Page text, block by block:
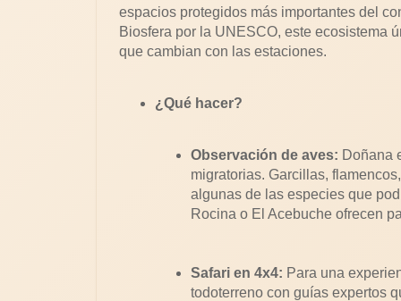
espacios protegidos más importantes del
Biosfera por la UNESCO, este ecosistema
que cambian con las estaciones.
¿Qué hacer?
Observación de aves: Doñana
migratorias. Garcillas,
algunas de las especies que
Rocina o El Acebuche ofrecen
Safari en 4x4: Para una
todoterreno con guías expertos